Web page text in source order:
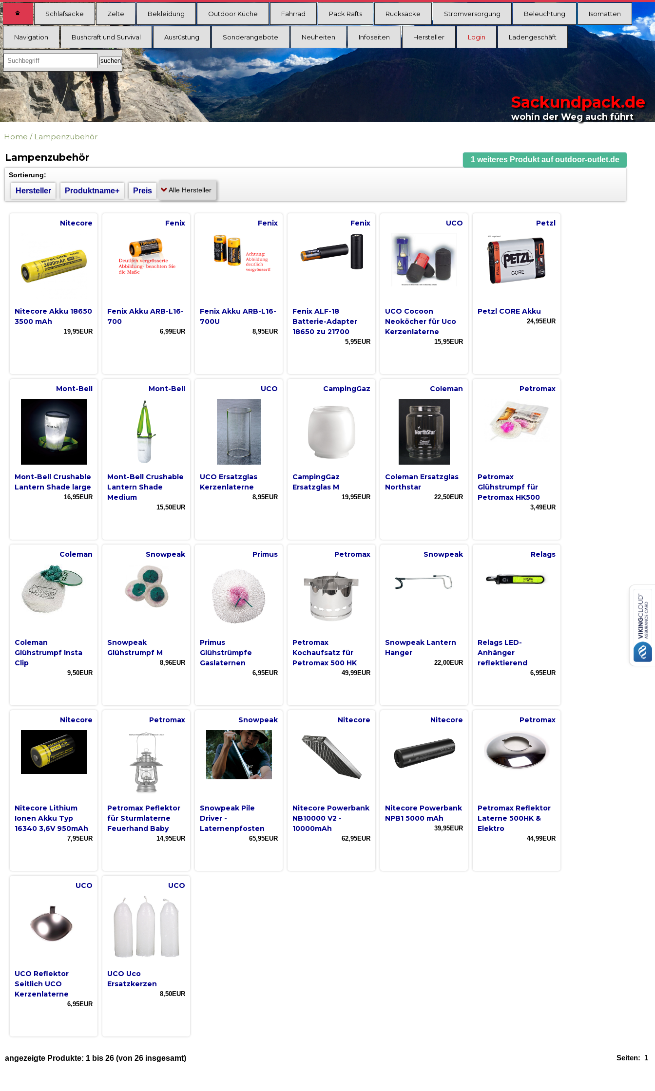
Schlafsäcke Zelte Bekleidung Outdoor Küche Fahrrad Pack Rafts Rucksäcke Stromversorgung Beleuchtung Isomatten
Navigation Bushcraft und Survival Ausrüstung Sonderangebote Neuheiten Infoseiten Hersteller Login Ladengeschäft
Sackundpack.de
wohin der Weg auch führt
Home / Lampenzubehör
Lampenzubehör 1 weiteres Produkt auf outdoor-outlet.de
Sortierung:
Hersteller Produktname+ Preis
Nitecore
Nitecore Akku 18650
3500 mAh
19,95EUR
Fenix
Fenix Akku ARB-L16-
700
6,99EUR
Fenix
Fenix Akku ARB-L16-
700U
8,95EUR
Fenix
Fenix ALF-18
Batterie-Adapter
18650 zu 21700
5,95EUR
UCO
UCO Cocoon
Neoköcher für Uco
Kerzenlaterne
15,95EUR
Petzl
Petzl CORE Akku
24,95EUR
Mont-Bell
Mont-Bell Crushable
Lantern Shade large
16,95EUR
Mont-Bell
Mont-Bell Crushable
Lantern Shade
Medium
15,50EUR
UCO
UCO Ersatzglas
Kerzenlaterne
8,95EUR
CampingGaz
CampingGaz
Ersatzglas M
19,95EUR
Coleman
Coleman Ersatzglas
Northstar
22,50EUR
Petromax
Petromax
Glühstrumpf für
Petromax HK500
3,49EUR
Coleman
Coleman
Glühstrumpf Insta
Clip
9,50EUR
Snowpeak
Snowpeak
Glühstrumpf M
8,96EUR
Primus
Primus
Glühstrümpfe
Gaslaternen
6,95EUR
Petromax
Petromax
Kochaufsatz für
Petromax 500 HK
49,99EUR
Snowpeak
Snowpeak Lantern
Hanger
22,00EUR
Relags
Relags LED-
Anhänger
reflektierend
6,95EUR
Nitecore
Nitecore Lithium
Ionen Akku Typ
16340 3,6V 950mAh
7,95EUR
Petromax
Petromax Peflektor
für Sturmlaterne
Feuerhand Baby
14,95EUR
Snowpeak
Snowpeak Pile
Driver -
Laternenpfosten
65,95EUR
Nitecore
Nitecore Powerbank
NB10000 V2 -
10000mAh
62,95EUR
Nitecore
Nitecore Powerbank
NPB1 5000 mAh
39,95EUR
Petromax
Petromax Reflektor
Laterne 500HK &
Elektro
44,99EUR
UCO
UCO Reflektor
Seitlich UCO
Kerzenlaterne
6,95EUR
UCO
UCO Uco
Ersatzkerzen
8,50EUR
Seiten: 1
angezeigte Produkte: 1 bis 26 (von 26 insgesamt)